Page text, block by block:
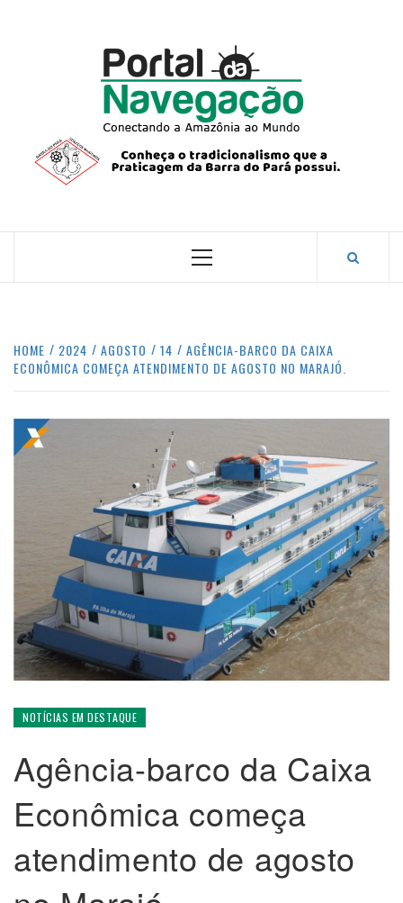
CONECTANDO A AMAZÔNIA COM O MUNDO.
Primary
HOME 2024 AGOSTO 14
AGÊNCIA-BARCO DA CAIXA
ECONÔMICA COMEÇA ATENDIMENTO DE AGOSTO NO MARAJÓ.
NOTÍCIAS EM DESTAQUE
Agência-barco da Caixa
Econômica começa
atendimento de agosto